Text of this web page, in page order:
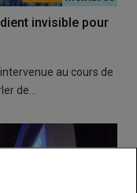
invisible pour
au cours de
de…